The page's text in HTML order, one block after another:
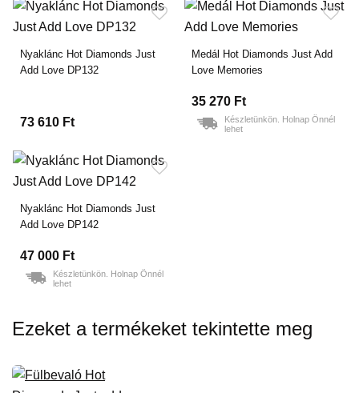
Nyaklánc Hot Diamonds Just
Add Love DP132
73 610 Ft
Medál Hot Diamonds Just Add
Love Memories
35 270 Ft
Készletünkön. Holnap Önnél
lehet
Nyaklánc Hot Diamonds Just
Add Love DP142
47 000 Ft
Készletünkön. Holnap Önnél
lehet
Ezeket a termékeket tekintette meg